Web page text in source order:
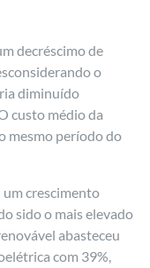
decréscimo de
o
diminuído
custo médio da
mesmo período do
crescimento
sido o mais elevado
abasteceu
com 39%,